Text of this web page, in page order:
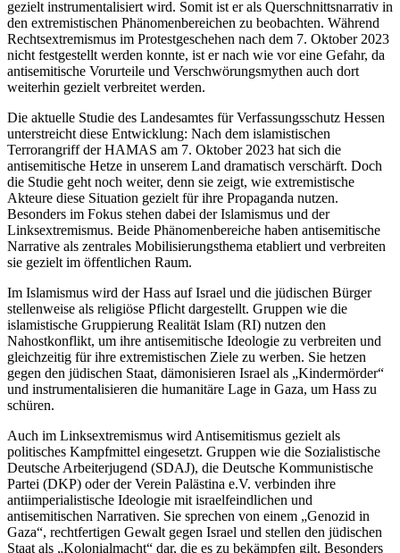
gezielt instrumentalisiert wird. Somit ist er als Querschnittsnarrativ in
den extremistischen Phänomenbereichen zu beobachten. Während
Rechtsextremismus im Protestgeschehen nach dem 7. Oktober 2023
nicht festgestellt werden konnte, ist er nach wie vor eine Gefahr, da
antisemitische Vorurteile und Verschwörungsmythen auch dort
weiterhin gezielt verbreitet werden.
Die aktuelle Studie des Landesamtes für Verfassungsschutz Hessen
unterstreicht diese Entwicklung: Nach dem islamistischen
Terrorangriff der HAMAS am 7. Oktober 2023 hat sich die
antisemitische Hetze in unserem Land dramatisch verschärft. Doch
die Studie geht noch weiter, denn sie zeigt, wie extremistische
Akteure diese Situation gezielt für ihre Propaganda nutzen.
Besonders im Fokus stehen dabei der Islamismus und der
Linksextremismus. Beide Phänomenbereiche haben antisemitische
Narrative als zentrales Mobilisierungsthema etabliert und verbreiten
sie gezielt im öffentlichen Raum.
Im Islamismus wird der Hass auf Israel und die jüdischen Bürger
stellenweise als religiöse Pflicht dargestellt. Gruppen wie die
islamistische Gruppierung Realität Islam (RI) nutzen den
Nahostkonflikt, um ihre antisemitische Ideologie zu verbreiten und
gleichzeitig für ihre extremistischen Ziele zu werben. Sie hetzen
gegen den jüdischen Staat, dämonisieren Israel als „Kindermörder“
und instrumentalisieren die humanitäre Lage in Gaza, um Hass zu
schüren.
Auch im Linksextremismus wird Antisemitismus gezielt als
politisches Kampfmittel eingesetzt. Gruppen wie die Sozialistische
Deutsche Arbeiterjugend (SDAJ), die Deutsche Kommunistische
Partei (DKP) oder der Verein Palästina e.V. verbinden ihre
antiimperialistische Ideologie mit israelfeindlichen und
antisemitischen Narrativen. Sie sprechen von einem „Genozid in
Gaza“, rechtfertigen Gewalt gegen Israel und stellen den jüdischen
Staat als „Kolonialmacht“ dar, die es zu bekämpfen gilt. Besonders